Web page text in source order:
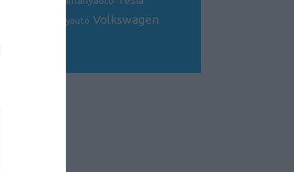
versenyautó Volkswagen